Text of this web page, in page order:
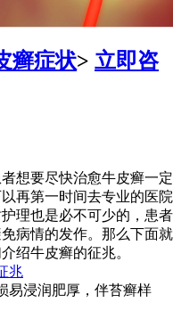
癣症状> 立即咨
想要尽快治愈牛皮癣一定
再第一时间去专业的医院
理也是必不可少的，患者
病情的发作。那么下面就
绍牛皮癣的征兆。
易浸润肥厚，伴苔癣样